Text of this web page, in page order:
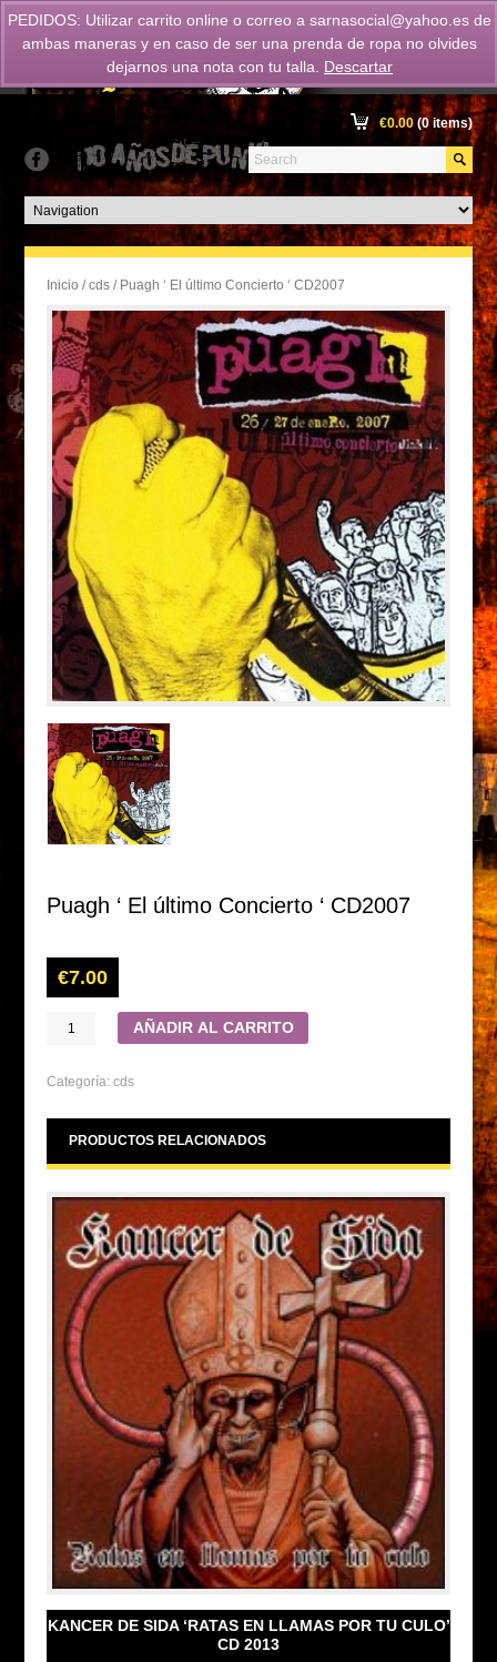
€0.00(0 items)
Inicio /cds / Puagh ‘ El último Concierto ‘ CD2007
Puagh ‘ El último Concierto ‘ CD2007
€7.00
AÑADIR AL CARRITO
Categoría:cds
PRODUCTOS RELACIONADOS
KANCER DE SIDA ‘RATAS EN LLAMAS POR TU CULO’
CD 2013
PEDIDOS: Utilizar carrito online o correo a sarnasocial@yahoo.es de
ambas maneras y en caso de ser una prenda de ropa no olvides
dejarnos una nota con tu talla.
Descartar